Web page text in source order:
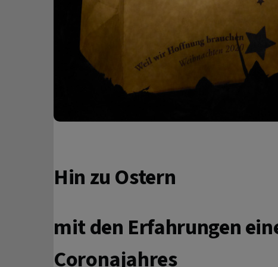
Hin zu Ostern
mit den Erfahrungen
Coronajahres